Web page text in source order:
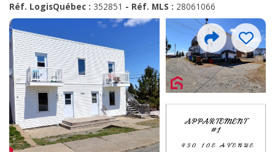
Réf. LogisQuébec : 352851 - Réf. MLS : 28061066